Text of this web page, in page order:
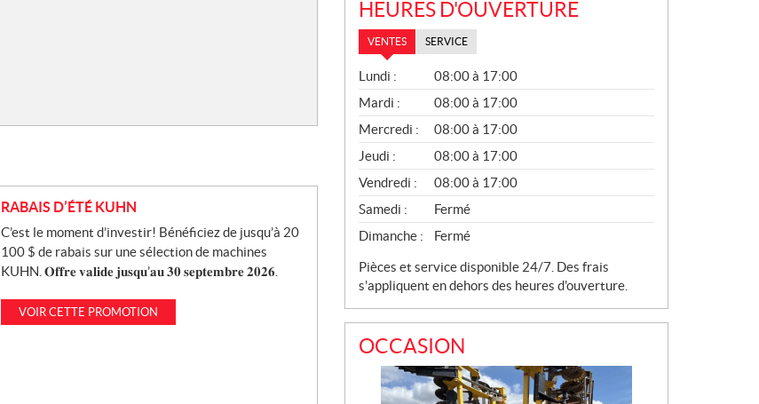
RABAIS D’ÉTÉ KUHN
C’est le moment d’investir! Bénéficiez de jusqu’à 20
100 $ de rabais sur une sélection de machines
KUHN. 𝐎𝐟𝐟𝐫𝐞 𝐯𝐚𝐥𝐢𝐝𝐞 𝐣𝐮𝐬𝐪𝐮’𝐚𝐮 𝟑𝟎 𝐬𝐞𝐩𝐭𝐞𝐦𝐛𝐫𝐞 𝟐𝟎𝟐𝟔.
VOIR CETTE PROMOTION
HEURES D'OUVERTURE
VENTES SERVICE
V
E
N
T
E
S
Lundi :
08:00 à 17:00
Mardi :
08:00 à 17:00
Mercredi :
08:00 à 17:00
Jeudi :
08:00 à 17:00
Vendredi :
08:00 à 17:00
Samedi :
Fermé
Dimanche :
Fermé
Pièces et service disponible 24/7. Des frais
s'appliquent en dehors des heures d'ouverture.
OCCASION